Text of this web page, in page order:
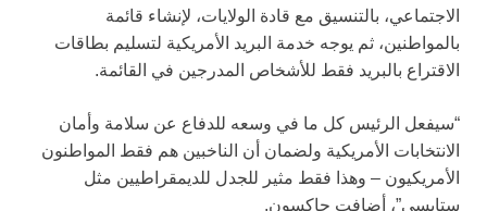
الاجتماعي، بالتنسيق مع قادة الولايات، لإنشاء قائمة
بالمواطنين، ثم يوجه خدمة البريد الأمريكية لتسليم بطاقات
الاقتراع بالبريد فقط للأشخاص المدرجين في القائمة.
“سيفعل الرئيس كل ما في وسعه للدفاع عن سلامة وأمان
الانتخابات الأمريكية ولضمان أن الناخبين هم فقط المواطنون
الأمريكيون – وهذا فقط مثير للجدل للديمقراطيين مثل
ستايسي”، أضافت جاكسون.